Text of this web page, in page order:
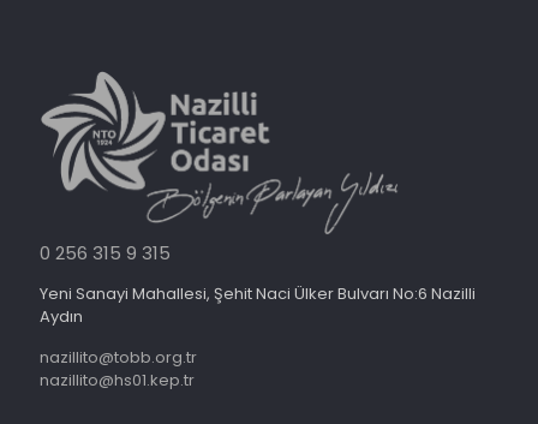
0 256 315 9 315
Yeni Sanayi Mahallesi, Şehit Naci Ülker Bulvarı No:6 Nazilli
Aydın
nazillito@tobb.org.tr
nazillito@hs01.kep.tr